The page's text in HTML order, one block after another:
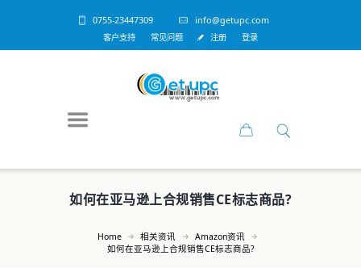
0755-23447309 info@getupc.com
客户支持 常见问题 注册 登录
如何在亚马逊上合规销售CE标志商品?
Home 相关资讯
Amazon资讯
如何在亚马逊上合规销售CE标志商品?